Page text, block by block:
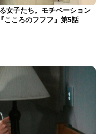
女子たち。モチベーション
ころのフフフ』第5話